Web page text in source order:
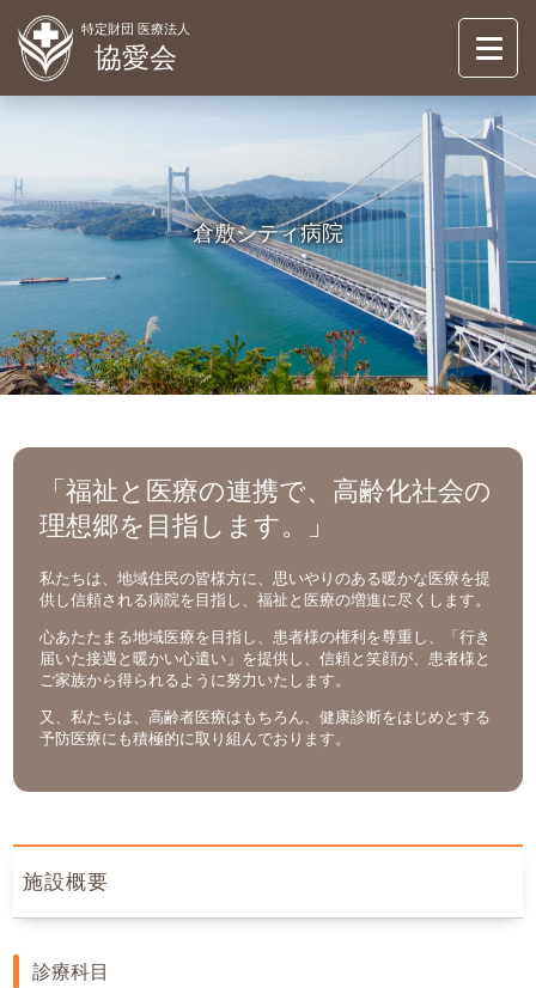
特定財団 医療法人
協愛会
倉敷シティ病院
KURASHIKI CITY HOSUPITAL
お知らせ
NEWS
情報公開
086-472-7111
倉敷シティ病院
「福祉と医療の連携で、高齢化社会の
理想郷を目指します。」
私たちは、地域住民の皆様方に、思いやりのある暖かな医療を提
供し信頼される病院を目指し、福祉と医療の増進に尽くします。
心あたたまる地域医療を目指し、患者様の権利を尊重し、「行き
届いた接遇と暖かい心遣い」を提供し、信頼と笑顔が、患者様と
ご家族から得られるように努力いたします。
又、私たちは、高齢者医療はもちろん、健康診断をはじめとする
予防医療にも積極的に取り組んでおります。
施設概要
診療科目